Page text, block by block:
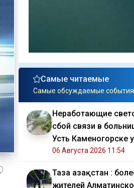
Самые читаемые
Самые обсуждаемые
Неработающие
сбой связи в
Усть Каменогорске
последствия ливня
06 Августа 2026 11:54
Таза Қазақстан :
жителей